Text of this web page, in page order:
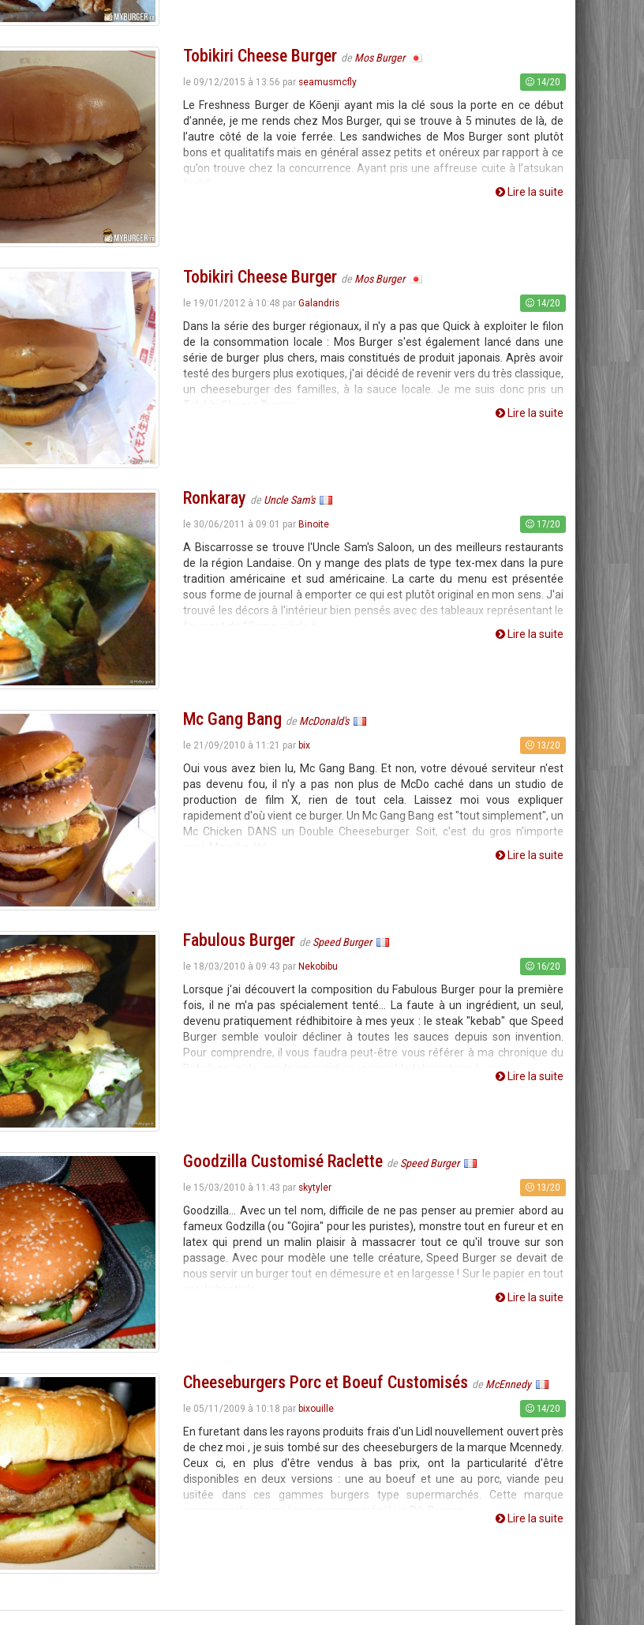
Tobikiri Cheese Burger de Mos Burger
le 09/12/2015 à 13:56 par seamusmcfly 14/20
Le Freshness Burger de Kōenji ayant mis la clé sous la porte en ce début
d’année, je me rends chez Mos Burger, qui se trouve à 5 minutes de là, de
l’autre côté de la voie ferrée. Les sandwiches de Mos Burger sont plutôt
bons et qualitatifs mais en général assez petits et onéreux par rapport à ce
qu’on trouve chez la concurrence. Ayant pris une affreuse cuite à l’atsukan
Lire la suite
Tobikiri Cheese Burger de Mos Burger
le 19/01/2012 à 10:48 parGalandris 14/20
Dans la série des burger régionaux, il n'y a pas que Quick à exploiter le filon
de la consommation locale : Mos Burger s'est également lancé dans une
série de burger plus chers, mais constitués de produit japonais. Après avoir
testé des burgers plus exotiques, j'ai décidé de revenir vers du très classique,
un cheeseburger des familles, à la sauce locale. Je me suis donc pris un
Lire la suite
Ronkaray de Uncle Sam's
le 30/06/2011 à 09:01 par Binoite 17/20
A Biscarrosse se trouve l'Uncle Sam's Saloon, un des meilleurs restaurants
de la région Landaise. On y mange des plats de type tex-mex dans la pure
tradition américaine et sud américaine. La carte du menu est présentée
sous forme de journal à emporter ce qui est plutôt original en mon sens. J'ai
trouvé les décors à l'intérieur bien pensés avec des tableaux représentant le
Lire la suite
Mc Gang Bang de McDonald's
le 21/09/2010 à 11:21 par bix 13/20
Oui vous avez bien lu, Mc Gang Bang. Et non, votre dévoué serviteur n'est
pas devenu fou, il n'y a pas non plus de McDo caché dans un studio de
production de film X, rien de tout cela. Laissez moi vous expliquer
rapidement d'où vient ce burger. Un Mc Gang Bang est "tout simplement", un
Mc Chicken DANS un Double Cheeseburger. Soit, c'est du gros n'importe
Lire la suite
Fabulous Burger de Speed Burger
le 18/03/2010 à 09:43 par Nekobibu 16/20
Lorsque j'ai découvert la composition du Fabulous Burger pour la première
fois, il ne m'a pas spécialement tenté... La faute à un ingrédient, un seul,
devenu pratiquement rédhibitoire à mes yeux : le steak "kebab" que Speed
Burger semble vouloir décliner à toutes les sauces depuis son invention.
Pour comprendre, il vous faudra peut-être vous référer à ma chronique du
Lire la suite
Goodzilla Customisé Raclette de Speed Burger
le 15/03/2010 à 11:43 par skytyler 13/20
Goodzilla... Avec un tel nom, difficile de ne pas penser au premier abord au
fameux Godzilla (ou "Gojira" pour les puristes), monstre tout en fureur et en
latex qui prend un malin plaisir à massacrer tout ce qu'il trouve sur son
passage. Avec pour modèle une telle créature, Speed Burger se devait de
nous servir un burger tout en démesure et en largesse ! Sur le papier en tout
Lire la suite
Cheeseburgers Porc et Boeuf Customisés de McEnnedy
le 05/11/2009 à 10:18 par bixouille 14/20
En furetant dans les rayons produits frais d'un Lidl nouvellement ouvert près
de chez moi , je suis tombé sur des cheeseburgers de la marque Mcennedy.
Ceux ci, en plus d'être vendus à bas prix, ont la particularité d'être
disponibles en deux versions : une au boeuf et une au porc, viande peu
usitée dans ces gammes burgers type supermarchés. Cette marque
Lire la suite